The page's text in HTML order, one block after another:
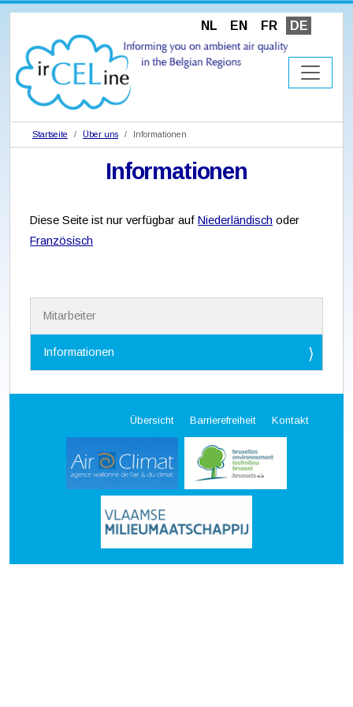
NL EN FR DE
Startseite Über uns Informationen
Informationen
Diese Seite ist nur verfügbar aufNiederländisch oder
Französisch
v
t
Mitarbeiter
Informationen
Übersicht Barrierefreiheit Kontakt